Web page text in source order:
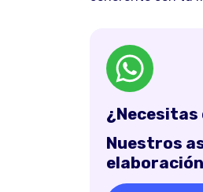
Nuestros